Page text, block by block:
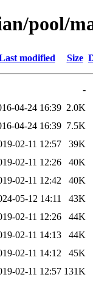
pool/
modified Size
-
04-24 16:39 2.0K
04-24 16:39 7.5K
02-11 12:57
39K
02-11 12:26
40K
02-11 12:42
40K
05-12 14:11
43K
02-11 12:26
44K
02-11 14:13
44K
02-11 14:12
45K
02-11 12:57 131K